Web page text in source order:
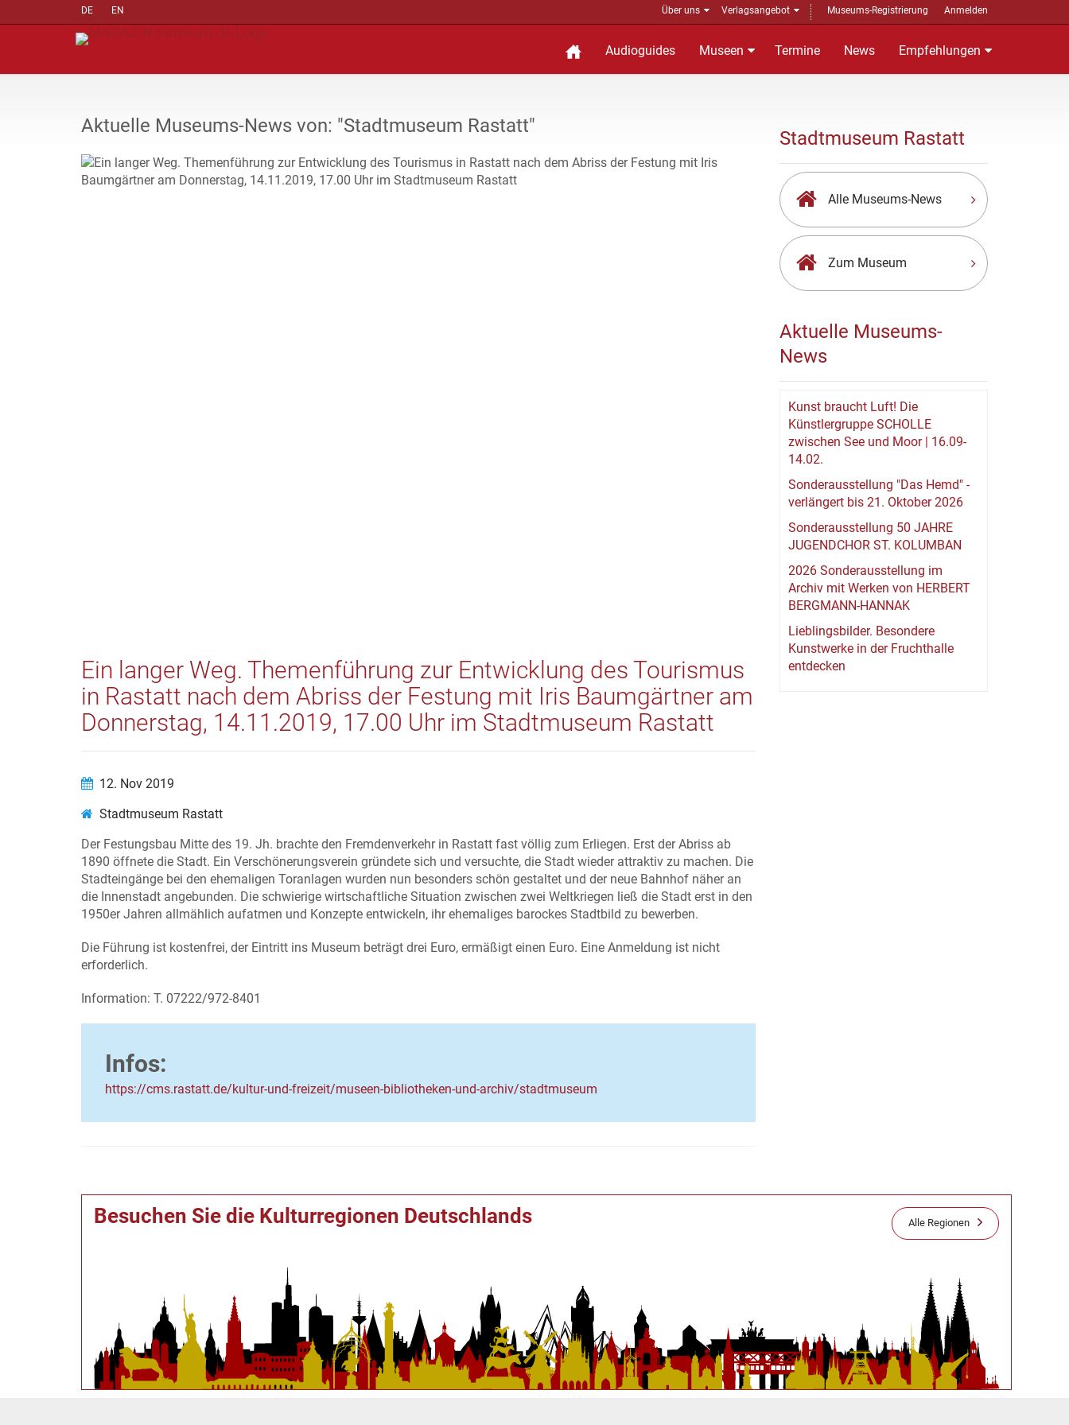
DE EN Über uns Verlagsangebot Museums-Registrierung Anmelden
Audioguides Museen Termine News Empfehlungen
Aktuelle Museums-News von: "Stadtmuseum Rastatt"
Ein langer Weg. Themenführung zur Entwicklung des Tourismus
in Rastatt nach dem Abriss der Festung mit Iris Baumgärtner am
Donnerstag, 14.11.2019, 17.00 Uhr im Stadtmuseum Rastatt
12. Nov 2019
Stadtmuseum Rastatt
Der Festungsbau Mitte des 19. Jh. brachte den Fremdenverkehr in Rastatt fast völlig zum Erliegen. Erst der Abriss ab
1890 öffnete die Stadt. Ein Verschönerungsverein gründete sich und versuchte, die Stadt wieder attraktiv zu machen. Die
Stadteingänge bei den ehemaligen Toranlagen wurden nun besonders schön gestaltet und der neue Bahnhof näher an
die Innenstadt angebunden. Die schwierige wirtschaftliche Situation zwischen zwei Weltkriegen ließ die Stadt erst in den
1950er Jahren allmählich aufatmen und Konzepte entwickeln, ihr ehemaliges barockes Stadtbild zu bewerben.
Die Führung ist kostenfrei, der Eintritt ins Museum beträgt drei Euro, ermäßigt einen Euro. Eine Anmeldung ist nicht
erforderlich.
Information: T. 07222/972-8401
Infos:
https://cms.rastatt.de/kultur-und-freizeit/museen-bibliotheken-und-archiv/stadtmuseum
Besuchen Sie die Kulturregionen Deutschlands Alle Regionen
Stadtmuseum Rastatt
Alle Museums-News
Zum Museum
Aktuelle Museums-
News
Kunst braucht Luft! Die
Künstlergruppe SCHOLLE
zwischen See und Moor | 16.09-
14.02.
Sonderausstellung "Das Hemd" -
verlängert bis 21. Oktober 2026
Sonderausstellung 50 JAHRE
JUGENDCHOR ST. KOLUMBAN
2026 Sonderausstellung im
Archiv mit Werken von HERBERT
BERGMANN-HANNAK
Lieblingsbilder. Besondere
Kunstwerke in der Fruchthalle
entdecken